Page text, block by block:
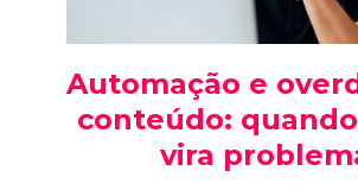
Automação e
conteúdo:
vira